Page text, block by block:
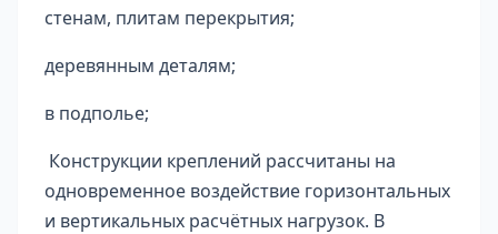
стенам, плитам перекрытия;
деревянным деталям;
в подполье;
Конструкции креплений рассчитаны на
одновременное воздействие горизонтальных
и вертикальных расчётных нагрузок. В